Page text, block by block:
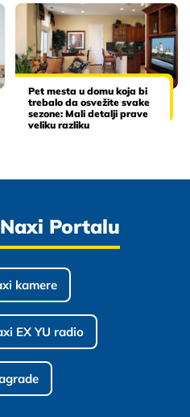
Pet mesta u domu koja bi
trebalo da osvežite svake
sezone: Mali detalji prave
veliku razliku
Portalu
kamere
EX YU radio